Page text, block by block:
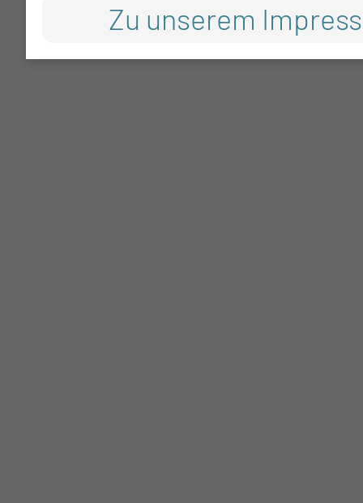
Zu unserem